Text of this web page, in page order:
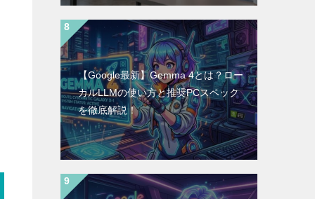
【Google最新】Gemma 4とは？ロー
カルLLMの使い方と推奨PCスペック
を徹底解説！